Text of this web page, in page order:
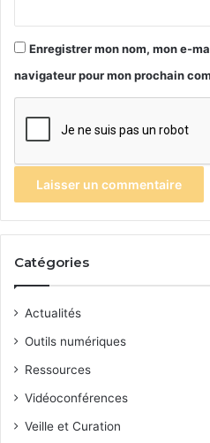
Enregistrer mon nom, mon e-
navigateur pour mon prochain
Catégories
Actualités
Outils numériques
Ressources
Vidéoconférences
Veille et Curation